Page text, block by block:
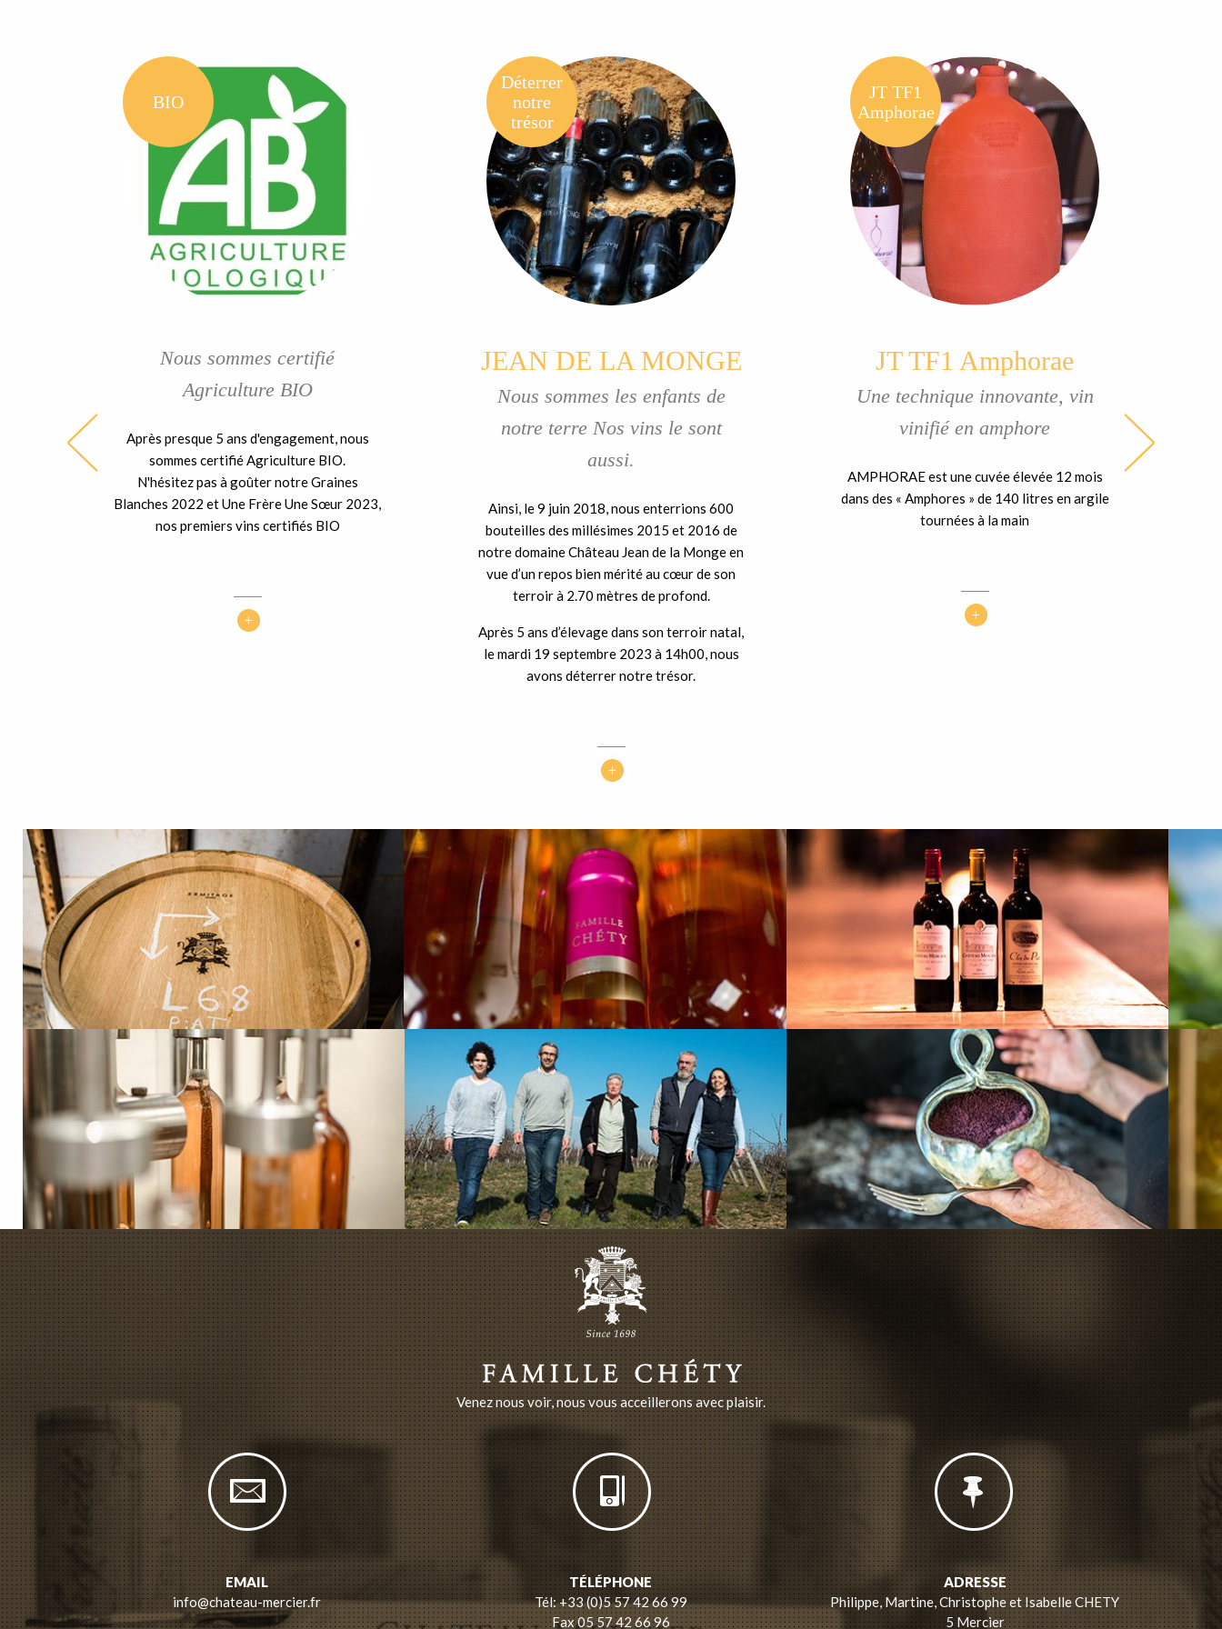
BIO
Nous sommes certifié
Agriculture BIO
Après presque 5 ans d'engagement, nous
sommes certifié Agriculture BIO.
N'hésitez pas à goûter notre Graines
Blanches 2022 et Une Frère Une Sœur 2023,
nos premiers vins certifiés BIO
Déterrer
notre
trésor
JEAN DE LA MONGE
Nous sommes les enfants de
notre terre Nos vins le sont
aussi.
Ainsi, le 9 juin 2018, nous enterrions 600
bouteilles des millésimes 2015 et 2016 de
notre domaine Château Jean de la Monge en
vue d’un repos bien mérité au cœur de son
terroir à 2.70 mètres de profond.
Après 5 ans d’élevage dans son terroir natal,
le mardi 19 septembre 2023 à 14h00, nous
avons déterrer notre trésor.
JT TF1
Amphorae
JT TF1 Amphorae
Une technique innovante, vin
vinifié en amphore
AMPHORAE est une cuvée élevée 12 mois
dans des « Amphores » de 140 litres en argile
tournées à la main
Venez nous voir, nous vous acceillerons avec plaisir.
EMAIL
info@chateau-mercier.fr
TÉLÉPHONE
Tél: +33 (0)5 57 42 66 99
Fax 05 57 42 66 96
ADRESSE
Philippe, Martine, Christophe et Isabelle CHETY
5 Mercier